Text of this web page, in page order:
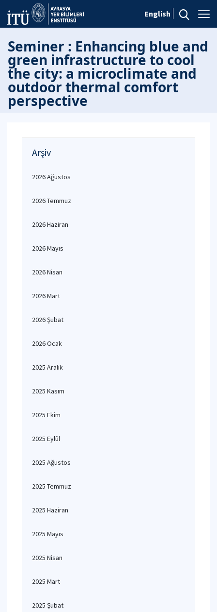
English
Seminer : Enhancing blue and
green infrastructure to cool
the city: a microclimate and
outdoor thermal comfort
perspective
Arşiv
2026 Ağustos
2026 Temmuz
2026 Haziran
2026 Mayıs
2026 Nisan
2026 Mart
2026 Şubat
2026 Ocak
2025 Aralık
2025 Kasım
2025 Ekim
2025 Eylül
2025 Ağustos
2025 Temmuz
2025 Haziran
2025 Mayıs
2025 Nisan
2025 Mart
2025 Şubat